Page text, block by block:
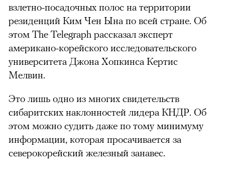
взлетно-посадочных полос на территории
резиденций Ким Чен Ына по всей стране. Об
этом The Telegraph рассказал эксперт
американо-корейского исследовательского
университета Джона Хопкинса Кертис
Мелвин.
Это лишь одно из многих свидетельств
сибаритских наклонностей лидера КНДР. Об
этом можно судить даже по тому минимуму
информации, которая просачивается за
северокорейский железный занавес.